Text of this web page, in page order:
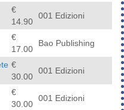
€
14.90
001 Edizioni
€
17.00
Bao Publishing
€
30.00
001 Edizioni
€
30.00
001 Edizioni